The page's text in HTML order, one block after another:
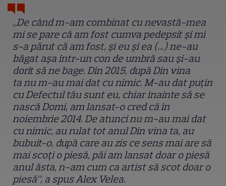
„De când m-am combinat cu nevastă-mea
mi se pare că am fost cumva pedepsit și mi
s-a părut că am fost, și eu și ea (…) ne-au
băgat așa într-un con de umbră sau și-au
dorit să ne bage. Din 2015, după Din vina
ta nu m-au mai dat cu nimic. M-au dat puțin
cu Defectul tău sunt eu, chiar înainte să se
nască Domi, am lansat-o cred că în
noiembrie 2014. De atunci nu m-au mai dat
cu nimic, au rulat tot anul Din vina ta, au
bubuit-o, după care au zis ce sens mai are să
mai scoți o piesă, păi am lansat doar o piesă
anul ăsta, n-am cum ca artist să scot doar o
piesă”, a spus Alex Velea.